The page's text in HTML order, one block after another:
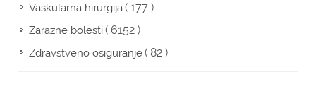
Vaskularna hirurgija( 177 )
Zarazne bolesti( 6152 )
Zdravstveno osiguranje( 82 )